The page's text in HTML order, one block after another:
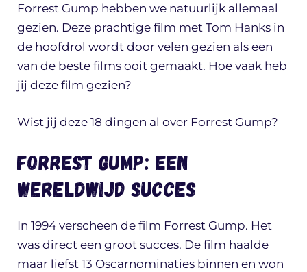
Forrest Gump hebben we natuurlijk allemaal
gezien. Deze prachtige film met Tom Hanks in
de hoofdrol wordt door velen gezien als een
van de beste films ooit gemaakt. Hoe vaak heb
jij deze film gezien?
Wist jij deze 18 dingen al over Forrest Gump?
Forrest Gump: een
wereldwijd succes
In 1994 verscheen de film Forrest Gump. Het
was direct een groot succes. De film haalde
maar liefst 13 Oscarnominaties binnen en won